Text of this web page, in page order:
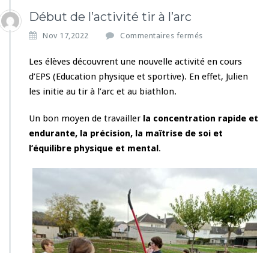
Début de l’activité tir à l’arc
Nov 17,2022 Commentaires fermés
r
D
é
t
d
c
t
i
v
i
t
é
t
Les élèves découvrent une nouvelle activité en cours
d’EPS (Education physique et sportive). En effet, Julien
les initie au tir à l’arc et au biathlon.
Un bon moyen de travailler la concentration rapide et
endurante, la précision, la maîtrise de soi et
l’équilibre physique et mental.